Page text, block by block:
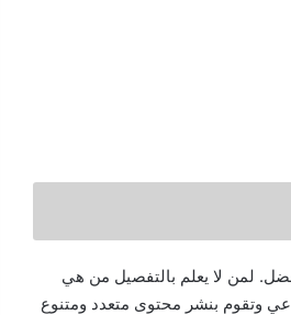
لمن لا يعلم بالتفصيل من هي
وتقوم بنشر محتوى متعدد ومتنوع